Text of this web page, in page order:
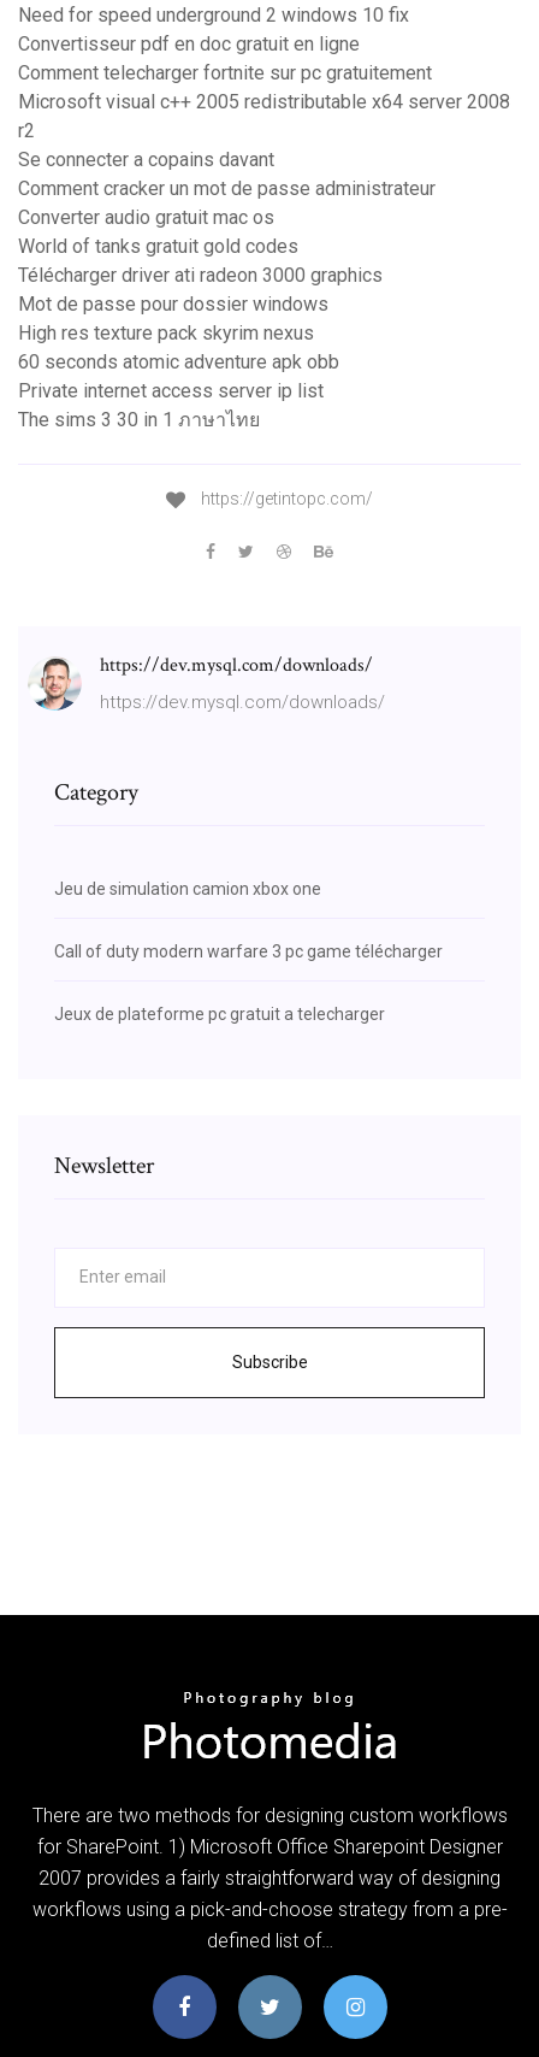
Need for speed underground 2 windows 10 fix
Convertisseur pdf en doc gratuit en ligne
Comment telecharger fortnite sur pc gratuitement
Microsoft visual c++ 2005 redistributable x64 server 2008
r2
Se connecter a copains davant
Comment cracker un mot de passe administrateur
Converter audio gratuit mac os
World of tanks gratuit gold codes
Télécharger driver ati radeon 3000 graphics
Mot de passe pour dossier windows
High res texture pack skyrim nexus
60 seconds atomic adventure apk obb
Private internet access server ip list
The sims 3 30 in 1 ภาษาไทย
https://getintopc.com/
https://dev.mysql.com/downloads/
https://dev.mysql.com/downloads/
Category
Jeu de simulation camion xbox one
Call of duty modern warfare 3 pc game télécharger
Jeux de plateforme pc gratuit a telecharger
Newsletter
Subscribe
There are two methods for designing custom workflows
for SharePoint. 1) Microsoft Office Sharepoint Designer
2007 provides a fairly straightforward way of designing
workflows using a pick-and-choose strategy from a pre-
defined list of…